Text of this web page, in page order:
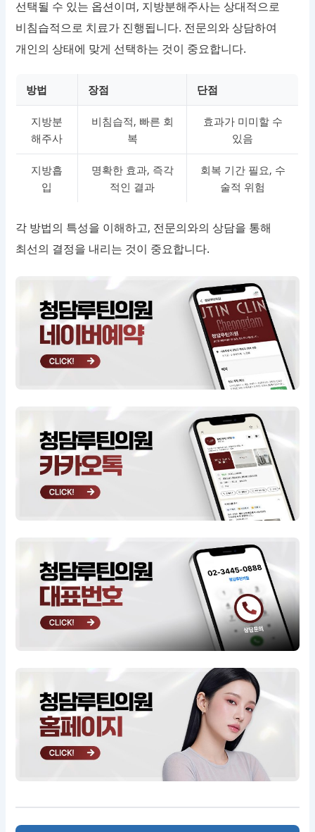
선택될 수 있는 옵션이며, 지방분해주사는 상대적으로
비침습적으로 치료가 진행됩니다. 전문의와 상담하여
개인의 상태에 맞게 선택하는 것이 중요합니다.
방법 장점 단점
지방분
해주사
비침습적, 빠른 회
복
효과가 미미할 수
있음
지방흡
입
명확한 효과, 즉각
적인 결과
회복 기간 필요, 수
술적 위험
각 방법의 특성을 이해하고, 전문의와의 상담을 통해
최선의 결정을 내리는 것이 중요합니다.